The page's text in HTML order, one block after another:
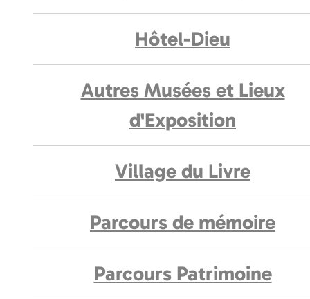
Hôtel-Dieu
Autres Musées et Lieux
d'Exposition
Village du Livre
Parcours de mémoire
Parcours Patrimoine